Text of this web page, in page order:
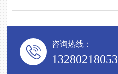
咨询热线：
13280218053